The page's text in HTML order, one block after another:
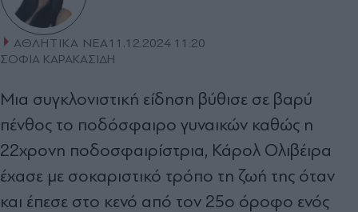
ΑΘΛΗΤΙΚΑ ΝΕΑ11.12.2024 11:20
ΣΟΦΙΑ ΚΑΡΑΚΑΣΙΔΗ
Μια συγκλονιστική είδηση βύθισε σε βαρύ
πένθος το ποδόσφαιρο γυναικών καθώς η
22χρονη ποδοσφαιρίστρια, Κάρολ Ολιβέιρα
έχασε με σοκαριστικό τρόπο τη ζωή της όταν
και έπεσε στο κενό από τον 25ο όροφο ενός